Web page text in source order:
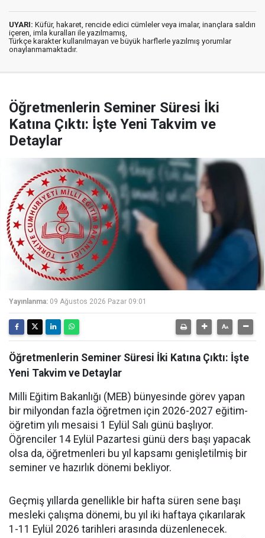
UYARI: Küfür, hakaret, rencide edici cümleler veya imalar, inançlara saldırı
içeren, imla kuralları ile yazılmamış,
Türkçe karakter kullanılmayan ve büyük harflerle yazılmış yorumlar
onaylanmamaktadır.
Öğretmenlerin Seminer Süresi İki
Katına Çıktı: İşte Yeni Takvim ve
Detaylar
Yayınlanma: 09 Ağustos 2026 Pazar 09:01
Öğretmenlerin Seminer Süresi İki Katına Çıktı: İşte
Yeni Takvim ve Detaylar
Milli Eğitim Bakanlığı (MEB) bünyesinde görev yapan
bir milyondan fazla öğretmen için 2026-2027 eğitim-
öğretim yılı mesaisi 1 Eylül Salı günü başlıyor.
Öğrenciler 14 Eylül Pazartesi günü ders başı yapacak
olsa da, öğretmenleri bu yıl kapsamı genişletilmiş bir
seminer ve hazırlık dönemi bekliyor.
Geçmiş yıllarda genellikle bir hafta süren sene başı
mesleki çalışma dönemi, bu yıl iki haftaya çıkarılarak
1-11 Eylül 2026 tarihleri arasında düzenlenecek.